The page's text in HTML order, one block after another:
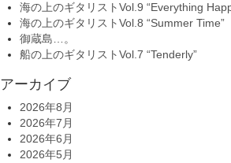
海の上のギタリストVol.9 “Everything
海の上のギタリストVol.8 “Summer Time”
御蔵島…。
船の上のギタリストVol.7 “Tenderly”
アーカイブ
2026年8月
2026年7月
2026年6月
2026年5月